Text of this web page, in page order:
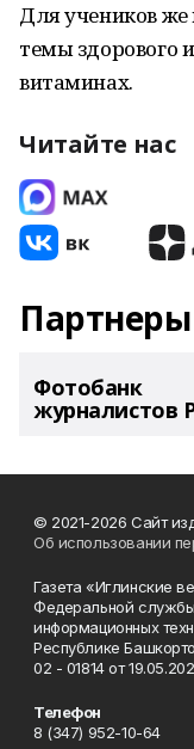
Для учеников
темы здорового
витаминах.
Читайте нас
Партнеры
Фотобанк
журналистов
© 2021-2026 Сайт
Об использовании
Газета «Иглинские
Федеральной
информационных
Республике
02 - 01814 от
Телефон
8 (347) 952-10-64